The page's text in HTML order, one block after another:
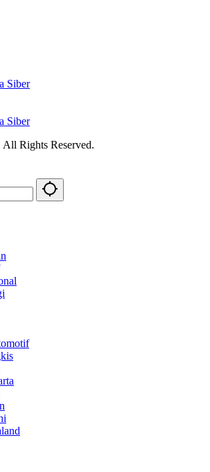
Siber
Siber
Rights Reserved.